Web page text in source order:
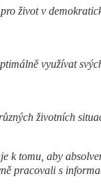
život v
využívat
životních
k tomu, aby
pracovali s